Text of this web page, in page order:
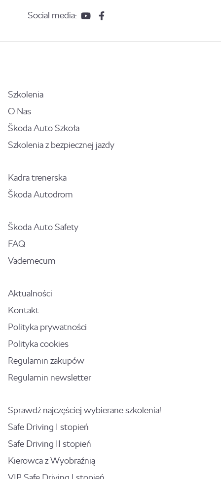
Social media:
Szkolenia
O Nas
Škoda Auto Szkoła
Szkolenia z bezpiecznej jazdy
Kadra trenerska
Škoda Autodrom
Škoda Auto Safety
FAQ
Vademecum
Aktualności
Kontakt
Polityka prywatności
Polityka cookies
Regulamin zakupów
Regulamin newsletter
Sprawdź najczęściej wybierane szkolenia!
Safe Driving I stopień
Safe Driving II stopień
Kierowca z Wyobraźnią